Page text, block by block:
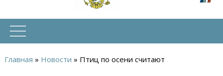
Главная » Новости » Птиц по осени считают